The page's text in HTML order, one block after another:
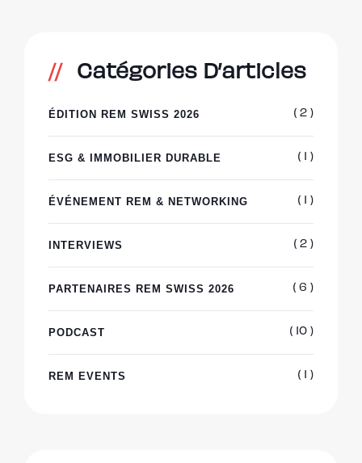
Catégories D’articles
ÉDITION REM SWISS 2026 ( 2 )
ESG & IMMOBILIER DURABLE ( 1 )
ÉVÉNEMENT REM & NETWORKING ( 1 )
INTERVIEWS ( 2 )
PARTENAIRES REM SWISS 2026 ( 6 )
PODCAST ( 10 )
REM EVENTS ( 1 )